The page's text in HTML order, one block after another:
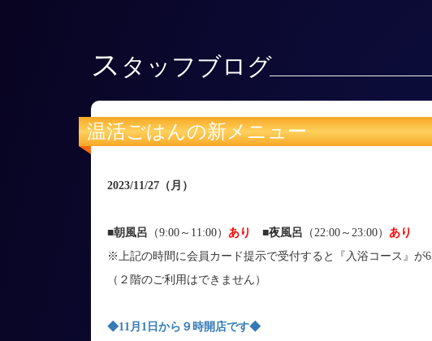
ス タッフブログ
温活ごはんの新メニュー
2023/11/27 （月）
■朝風呂 （9:00～11:00） あり ■夜風呂 （22:00～23:00） あり
※上記の時間に会員カード提示で受付すると『入浴コース』が
（２階のご利用はできません）
◆11月1日から９時開店です◆